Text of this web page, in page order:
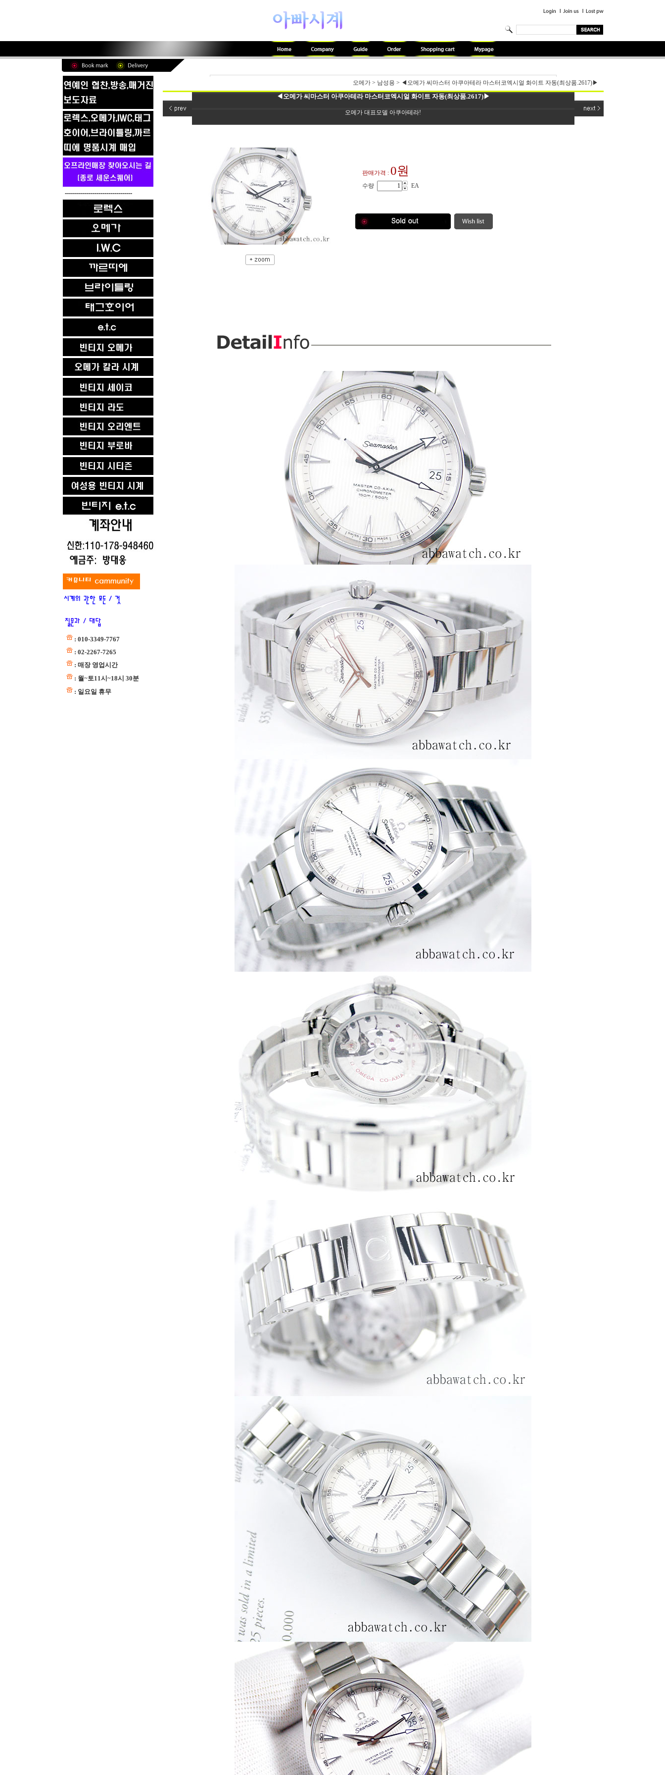
----------------------------------
: 010-3349-7767
: 02-2267-7265
: 매장 영업시간
: 월~토11시~18시 30분
: 일요일 휴무
오메가 > 남성용 > ◀오메가 씨마스터 아쿠아테라 마스터코엑시얼 화이트 자동(최상품.2617)▶
◀오메가 씨마스터 아쿠아테라 마스터코엑시얼 화이트 자동(최상품.2617)▶
오메가 대표모델 아쿠아테라!
판매가격 : 0원
수량 EA